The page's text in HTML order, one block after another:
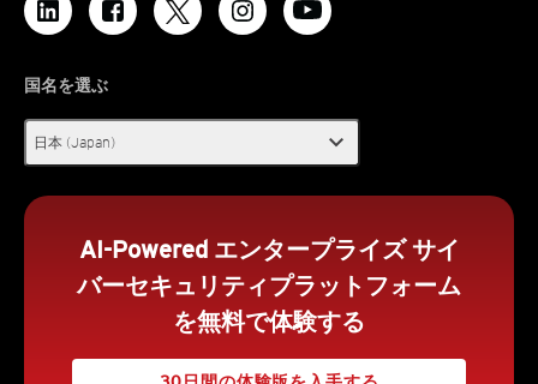
国名を選ぶ
日本 (Japan) expand_more
AI-Powered エンタープライズ サイ
バーセキュリティプラットフォーム
を無料で体験する